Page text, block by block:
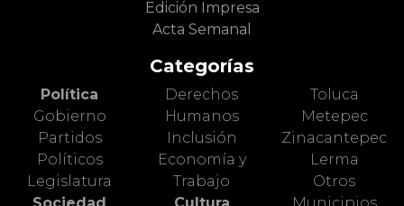
Edición Impresa
Acta Semanal
Categorías
Política
Gobierno
Partidos
Políticos
Legislatura
Derechos
Humanos
Inclusión
Economía y
Trabajo
Toluca
Metepec
Zinacantepec
Lerma
Otros